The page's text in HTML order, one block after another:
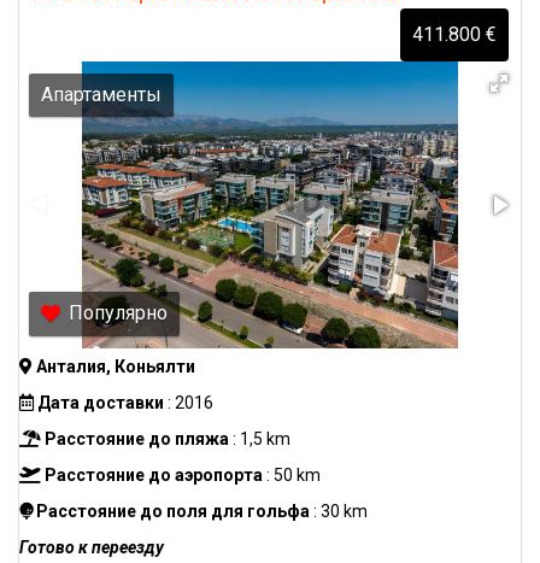
411.800 €
Апартаменты
Популярно
Анталия, Коньялти
Дата доставки : 2016
Расстояние до пляжа : 1,5 km
Расстояние до аэропорта : 50 km
Расстояние до поля для гольфа : 30 km
Готово к переезду